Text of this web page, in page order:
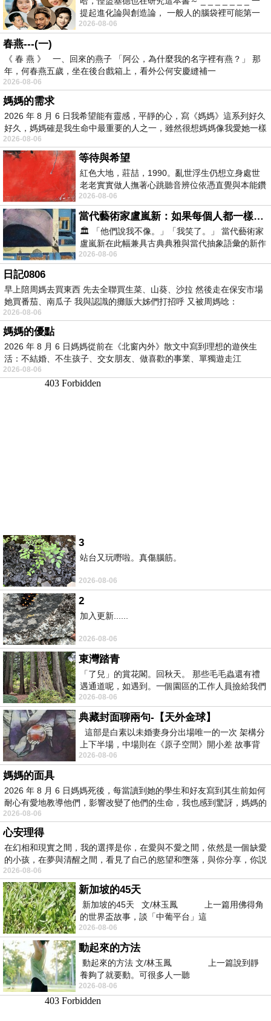
提起進化論與創造論， 一般人的腦袋裡可能第一
時間就有「 進化論很科
2026-08-06
春燕---(一)
《 春 燕 》 一、回來的燕子 「阿公，為什麼我的名字裡有燕？」 那
年，何春燕五歲，坐在後台戲箱上，看外公何安慶縫補一
2026-08-06
媽媽的需求
2026 年 8 月 6 日我希望能有靈感，平靜的心，寫《媽媽》這系列好久
好久，媽媽確是我生命中最重要的人之一，雖然很想媽媽像我愛她一樣
2026-08-06
等待與希望
紅色大地，莊喆，1990。亂世浮生仍想立身處世
老老實實做人撫著心跳聽音辨位依憑直覺與本能鑽
向裂隙的亮處探索另一個心聲另一個共鳴的
2026-08-06
當代藝術家盧嵐新：如果每個人都一樣，這世界該有多無聊？
🏛️ 「他們說我不像。」「我笑了。」 當代藝術家
盧嵐新在此幅兼具古典典雅與當代抽象語彙的新作
中，以沈靜的藍色空間為背景，描繪了
2026-08-06
日記0806
早上陪周媽去買東西 先去全聯買生菜、山葵、沙拉 然後走在保安市場
她買番茄、南瓜子 我與認識的攤販大姊們打招呼 又被周媽唸：
2026-08-06
媽媽的優點
2026 年 8 月 6 日媽媽從前在《北窗內外》散文中寫到理想的遊俠生
活：不結婚、不生孩子、交女朋友、做喜歡的事業、單獨遊走江
湖⋯⋯，
2026-08-06
3
站台又玩嘢啦。真傷腦筋。
2026-08-06
2
加入更新......
2026-08-06
東灣踏青
「了兒」的賞花閣。回秋天。 那些毛毛蟲還有禮
遇通道呢，如遇到。一個園區的工作人員撿給我們
細賞。
2026-08-06
典藏封面聊兩句-【天外金球】
這部是白素以未婚妻身分出場唯一的一次 架構分
上下半場，中場則在《原子空間》開小差 故事背
景影射西藏境外流亡 地下組織
2026-08-06
媽媽的面具
2026 年 8 月 6 日媽媽死後，每當讀到她的學生和好友寫到其生前如何
耐心有愛地教導他們，影響改變了他們的生命，我也感到驚訝，媽媽的
2026-08-06
心安理得
在幻相和現實之間，我的選擇是你，在愛與不愛之間，依然是一個缺愛
的小孩，在夢與清醒之間，看見了自己的慾望和墮落，與你分享，你説
2026-08-06
新加坡的45天
新加坡的45天 文/林玉鳳 上一篇用佛得角
的世界盃故事，談「中葡平台」這
2026-08-06
動起來的方法
動起來的方法 文/林玉鳳 上一篇說到靜
養夠了就要動。可很多人一聽
2026-08-06